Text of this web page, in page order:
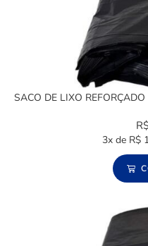
SACO DE LIXO
3x de R$